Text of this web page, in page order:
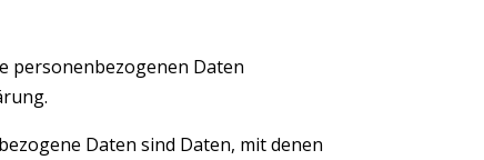
personenbezogenen Daten
Daten sind Daten, mit denen